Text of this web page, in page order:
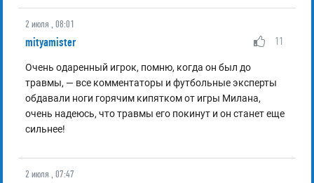
2 июля , 08:01
mityamister 11
Очень одаренный игрок, помню, когда он был до
травмы, — все комментаторы и футбольные эксперты
обдавали ноги горячим кипятком от игры Милана,
очень надеюсь, что травмы его покинут и он станет еще
сильнее!
2 июля , 07:47